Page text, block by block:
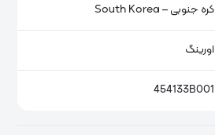
کره جنوبی – South Korea
اورینگ
454133B001